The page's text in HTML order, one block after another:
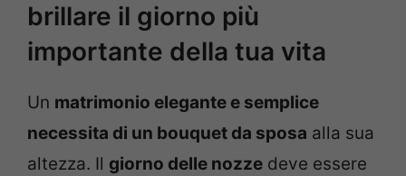
brillare il giorno più
importante della tua vita
Un matrimonio elegante e semplice
necessita di un bouquet da sposa alla sua
altezza. Il giorno delle nozze deve essere